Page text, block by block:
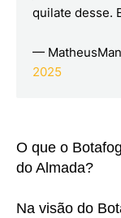
quilate desse.
—
2025
O que o
do Almada?
Na visão do